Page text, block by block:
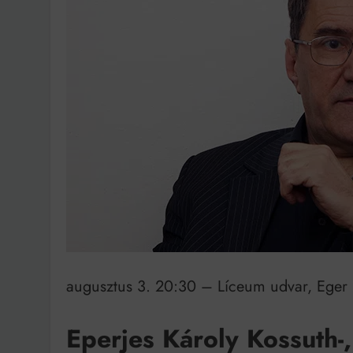
Ingatlanpiaci
augusztus 3. 20:30 – Líceum udvar, Eger
Eperjes Károly